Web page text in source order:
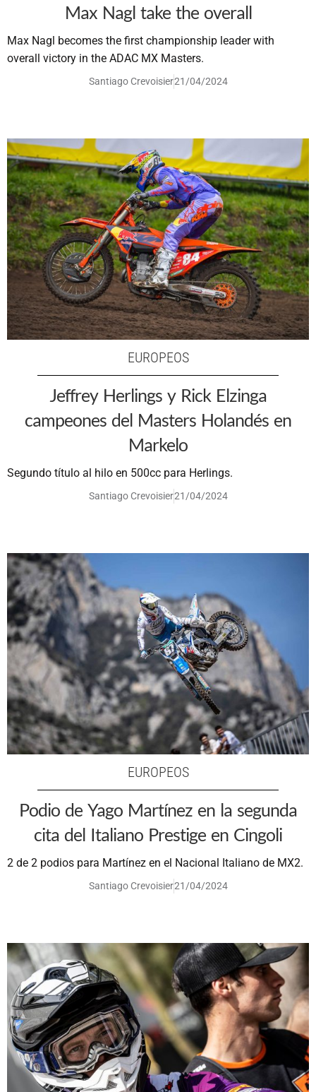
Max Nagl take the overall
Max Nagl becomes the first championship leader with
overall victory in the ADAC MX Masters.
Santiago Crevoisier21/04/2024
EUROPEOS
Jeffrey Herlings y Rick Elzinga
campeones del Masters Holandés en
Markelo
Segundo título al hilo en 500cc para Herlings.
Santiago Crevoisier21/04/2024
EUROPEOS
Podio de Yago Martínez en la segunda
cita del Italiano Prestige en Cingoli
2 de 2 podios para Martínez en el Nacional Italiano de MX2.
Santiago Crevoisier21/04/2024